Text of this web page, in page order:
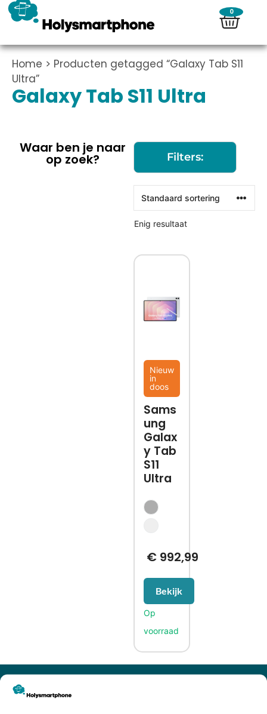
0
Home > Producten getagged “Galaxy Tab S11
Ultra”
Galaxy Tab S11 Ultra
Waar ben je naar
op zoek? Filters:
Enig resultaat
Nieuw
in
doos
Sams
ung
Galax
y Tab
S11
Ultra
€992,99
Bekijk
Heiligeweg 43A